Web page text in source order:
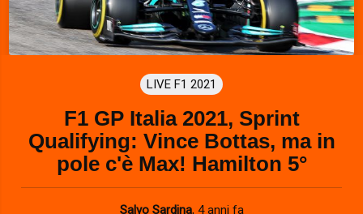
LIVE F1 2021
F1 GP Italia 2021, Sprint
Qualifying: Vince Bottas, ma in
pole c'è Max! Hamilton 5°
Salvo Sardina, 4 anni fa